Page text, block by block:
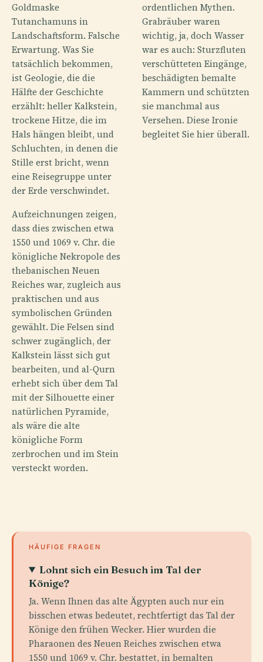
Goldmaske
Tutanchamuns in
Landschaftsform. Falsche
Erwartung. Was Sie
tatsächlich bekommen,
ist Geologie, die die
Hälfte der Geschichte
erzählt: heller Kalkstein,
trockene Hitze, die im
Hals hängen bleibt, und
Schluchten, in denen die
Stille erst bricht, wenn
eine Reisegruppe unter
der Erde verschwindet.
Aufzeichnungen zeigen,
dass dies zwischen etwa
1550 und 1069 v. Chr. die
königliche Nekropole des
thebanischen Neuen
Reiches war, zugleich aus
praktischen und aus
symbolischen Gründen
gewählt. Die Felsen sind
schwer zugänglich, der
Kalkstein lässt sich gut
bearbeiten, und al-Qurn
erhebt sich über dem Tal
mit der Silhouette einer
natürlichen Pyramide,
als wäre die alte
königliche Form
zerbrochen und im Stein
versteckt worden.
ordentlichen Mythen.
Grabräuber waren
wichtig, ja, doch Wasser
war es auch: Sturzfluten
verschütteten Eingänge,
beschädigten bemalte
Kammern und schützten
sie manchmal aus
Versehen. Diese Ironie
begleitet Sie hier überall.
HÄUFIGE FRAGEN
Lohnt sich ein Besuch im Tal der
Könige?
Ja. Wenn Ihnen das alte Ägypten auch nur ein
bisschen etwas bedeutet, rechtfertigt das Tal der
Könige den frühen Wecker. Hier wurden die
Pharaonen des Neuen Reiches zwischen etwa
1550 und 1069 v. Chr. bestattet, in bemalten